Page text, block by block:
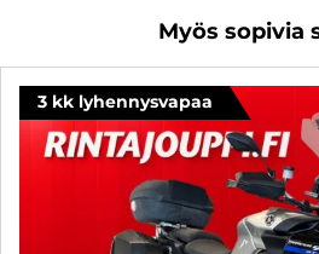
Myös sopivia
3 kk lyhennysvapaa